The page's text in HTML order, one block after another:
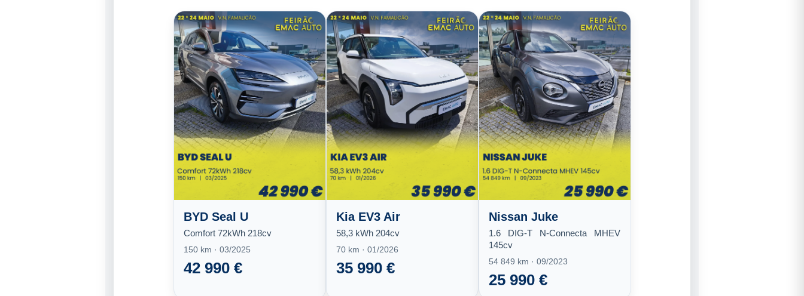
BYD Seal U
Comfort 72kWh 218cv
150 km · 03/2025
42 990 €
Kia EV3 Air
58,3 kWh 204cv
70 km · 01/2026
35 990 €
Nissan Juke
1.6 DIG-T N-Connecta MHEV
145cv
54 849 km · 09/2023
25 990 €